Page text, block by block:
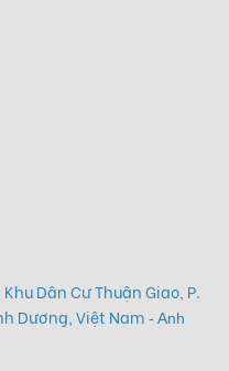
Dân Cư Thuận Giao, P.
Dương, Việt Nam - Anh